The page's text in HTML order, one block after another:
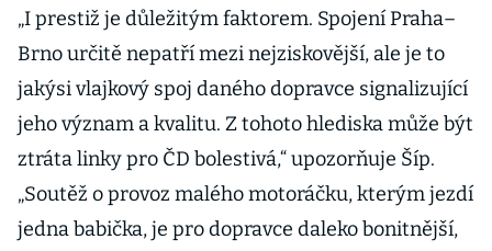
bude
provozovat
RegioJet
„I prestiž je důležitým faktorem. Spojení Praha–
Brno určitě nepatří mezi nejziskovější, ale je to
jakýsi vlajkový spoj daného dopravce signalizující
jeho význam a kvalitu. Z tohoto hlediska může být
ztráta linky pro ČD bolestivá,“ upozorňuje Šíp.
„Soutěž o provoz malého motoráčku, kterým jezdí
jedna babička, je pro dopravce daleko bonitnější,